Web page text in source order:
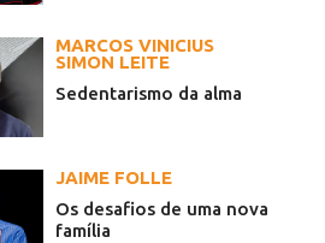
MARCOS VINICIUS
SIMON LEITE
Sedentarismo da alma
JAIME FOLLE
Os desafios de uma nova
família